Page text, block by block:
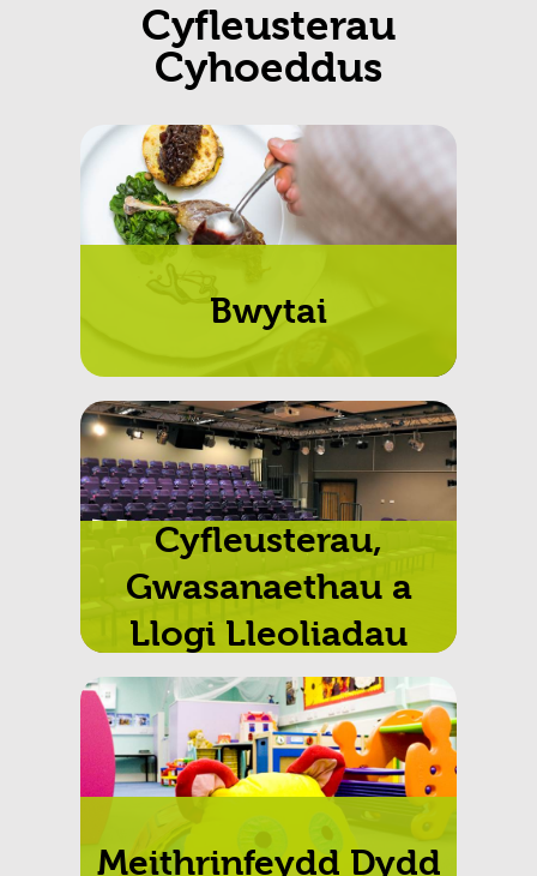
Cyfleusterau
Cyhoeddus
Bwytai
Cyfleusterau,
Gwasanaethau a
Llogi Lleoliadau
Meithrinfeydd Dydd